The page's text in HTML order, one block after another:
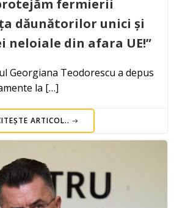
fermierii
dăunătorilor unici și
neloiale din afara UE!”
Georgiana Teodorescu a depus
la […]
ARTICOL..